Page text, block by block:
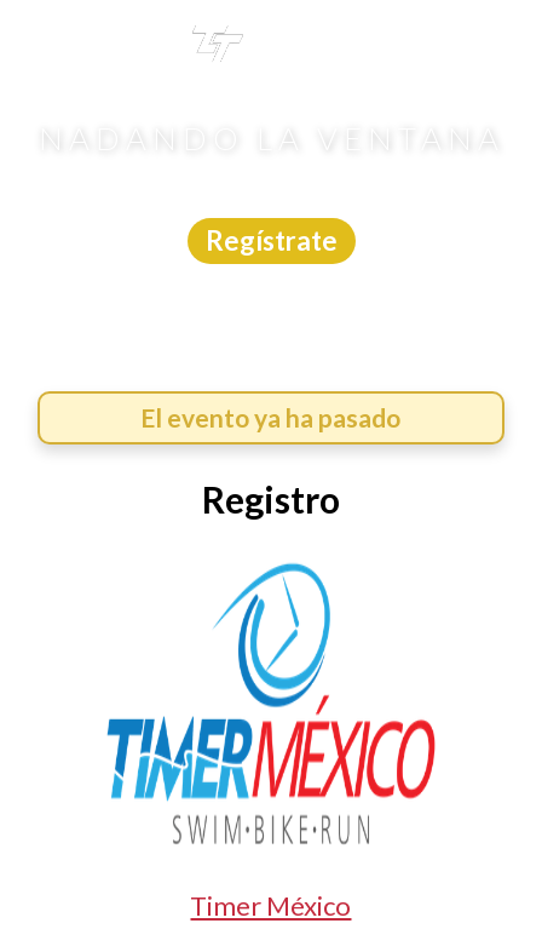
Regístrate
El evento ya ha pasado
Registro
Timer México